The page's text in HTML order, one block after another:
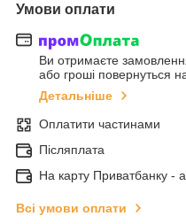
Умови оплати
Ви отримаєте
або гроші повернуться
Детальніше
Оплатити частинами
Післяплата
На карту Приватбанку -
Всі умови оплати